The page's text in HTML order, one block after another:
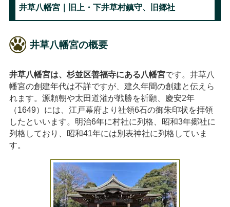
井草八幡宮｜旧上・下井草村鎮守、旧郷社
井草八幡宮の概要
井草八幡宮は、杉並区善福寺にある八幡宮です。井草八
幡宮の創建年代は不詳ですが、建久年間の創建と伝えら
れます。源頼朝や太田道灌が戦勝を祈願、慶安2年
（1649）には、江戸幕府より社領6石の御朱印状を拝領
したといいます。明治6年に村社に列格、昭和3年郷社に
列格しており、昭和41年には別表神社に列格していま
す。